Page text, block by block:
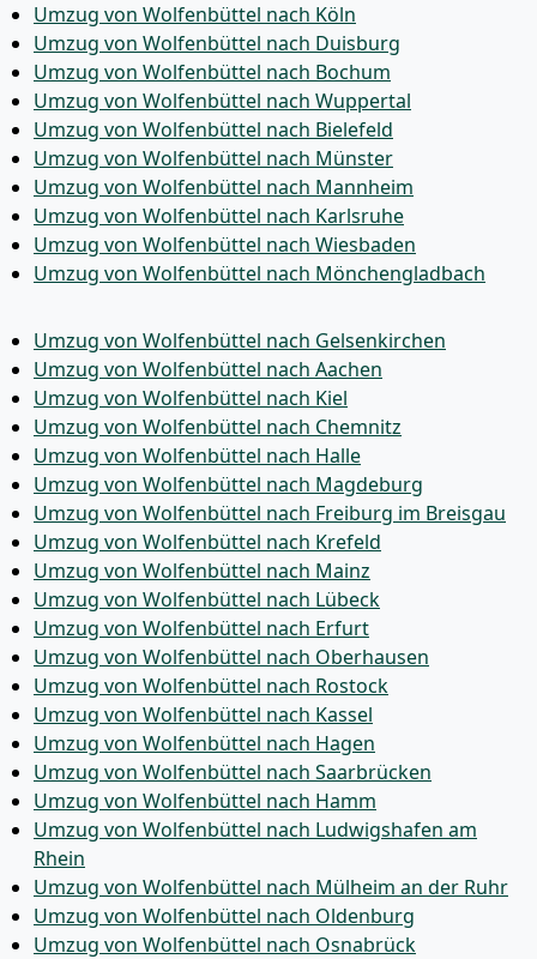
Umzug von Wolfenbüttel nach Köln
Umzug von Wolfenbüttel nach Duisburg
Umzug von Wolfenbüttel nach Bochum
Umzug von Wolfenbüttel nach Wuppertal
Umzug von Wolfenbüttel nach Bielefeld
Umzug von Wolfenbüttel nach Münster
Umzug von Wolfenbüttel nach Mannheim
Umzug von Wolfenbüttel nach Karlsruhe
Umzug von Wolfenbüttel nach Wiesbaden
Umzug von Wolfenbüttel nach Mönchen­gladbach
Umzug von Wolfenbüttel nach Gelsenkirchen
Umzug von Wolfenbüttel nach Aachen
Umzug von Wolfenbüttel nach Kiel
Umzug von Wolfenbüttel nach Chemnitz
Umzug von Wolfenbüttel nach Halle
Umzug von Wolfenbüttel nach Magdeburg
Umzug von Wolfenbüttel nach Freiburg im Breisgau
Umzug von Wolfenbüttel nach Krefeld
Umzug von Wolfenbüttel nach Mainz
Umzug von Wolfenbüttel nach Lübeck
Umzug von Wolfenbüttel nach Erfurt
Umzug von Wolfenbüttel nach Oberhausen
Umzug von Wolfenbüttel nach Rostock
Umzug von Wolfenbüttel nach Kassel
Umzug von Wolfenbüttel nach Hagen
Umzug von Wolfenbüttel nach Saarbrücken
Umzug von Wolfenbüttel nach Hamm
Umzug von Wolfenbüttel nach Ludwigshafen am
Rhein
Umzug von Wolfenbüttel nach Mülheim an der Ruhr
Umzug von Wolfenbüttel nach Oldenburg
Umzug von Wolfenbüttel nach Osnabrück